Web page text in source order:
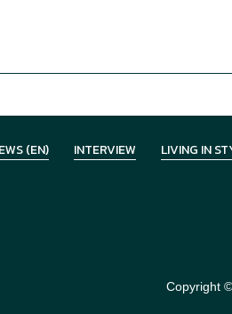
(EN) INTERVIEW LIVING IN
Copyright